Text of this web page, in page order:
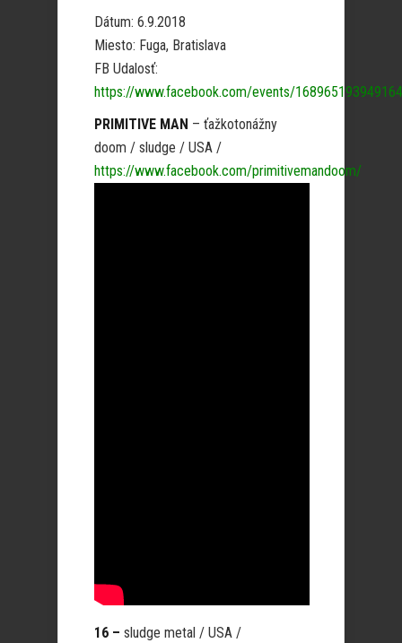
Dátum: 6.9.2018
Miesto: Fuga, Bratislava
FB Udalosť:
https://www.facebook.com/events/
PRIMITIVE MAN – ťažkotonážny
doom / sludge / USA /
https://www.facebook.com/primitivemandoom/
16 – sludge metal / USA /